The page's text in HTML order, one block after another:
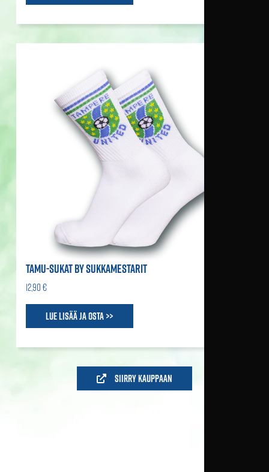
TAMU-SUKAT BY SUKKAMESTARIT
12,90 €
Lue lisää ja osta >>
Siirry kauppaan